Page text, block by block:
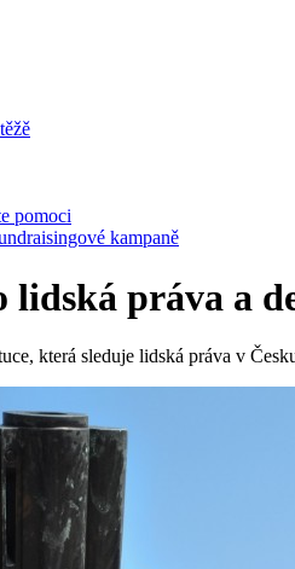
pomoci
kampaně
lidská práva a
která sleduje lidská práva v